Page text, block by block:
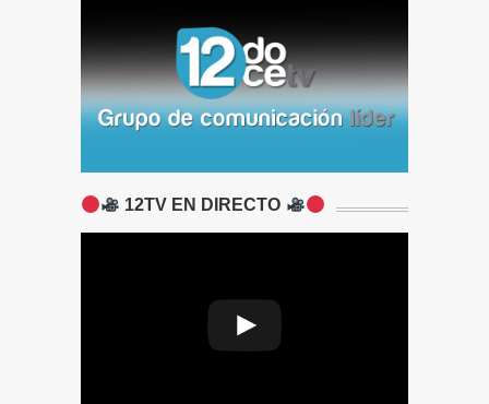
12TV EN DIRECTO